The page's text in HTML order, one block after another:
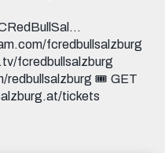
fcredbullsalzburg
fcredbullsalzburg
redbullsalzburg 🎟️ GET
tickets